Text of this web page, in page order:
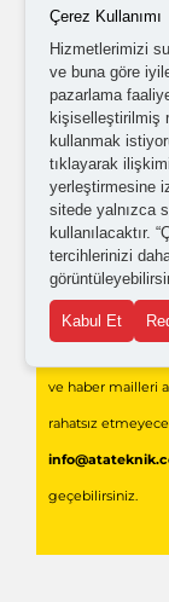
Kişisel
açık
ve haber mailleri
rahatsız
geçebilirsiniz.
Çerez Kullanımı
Hizmetlerimizi
ve buna göre
pazarlama
kişiselleştirilmiş
kullanmak
tıklayarak
yerleştirmesine
sitede yalnızca
kullanılacaktır.
tercihlerinizi
Kabul Et